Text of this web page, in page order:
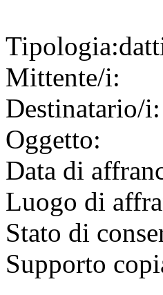
Tipologia:
Mittente/i:
Destinatario/i:
Oggetto:
Data di
Luogo di
Stato di
Supporto